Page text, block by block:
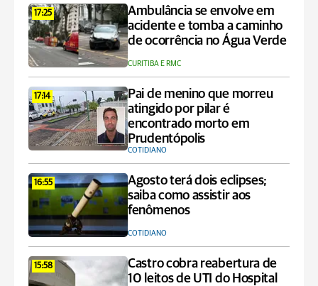
17:25
Ambulância se envolve em
acidente e tomba a caminho
de ocorrência no Água Verde
CURITIBA E RMC
17:14
Pai de menino que morreu
atingido por pilar é
encontrado morto em
Prudentópolis
COTIDIANO
16:55
Agosto terá dois eclipses;
saiba como assistir aos
fenômenos
COTIDIANO
15:58
Castro cobra reabertura de
10 leitos de UTI do Hospital